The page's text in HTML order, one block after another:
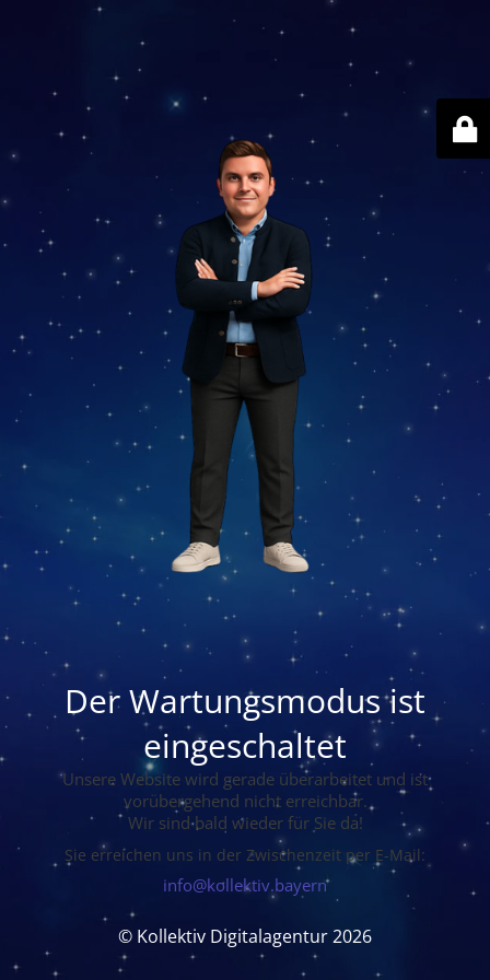
Der Wartungsmodus ist
eingeschaltet
Unsere Website wird gerade überarbeitet und ist
vorübergehend nicht erreichbar.
Wir sind bald wieder für Sie da!
Sie erreichen uns in der Zwischenzeit per E-Mail:
info@kollektiv.bayern
© Kollektiv Digitalagentur 2026